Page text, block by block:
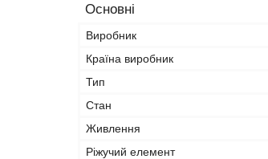
Основні
Виробник
Країна виробник
Тип
Стан
Живлення
Ріжучий елемент